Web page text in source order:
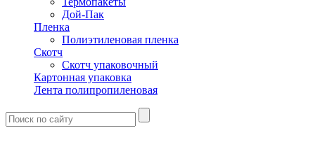
Дой-Пак
Пленка
Полиэтиленовая пленка
Скотч
Скотч упаковочный
Картонная упаковка
Лента полипропиленовая